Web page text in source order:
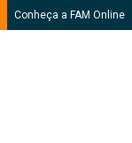
Conheça a FAM Online